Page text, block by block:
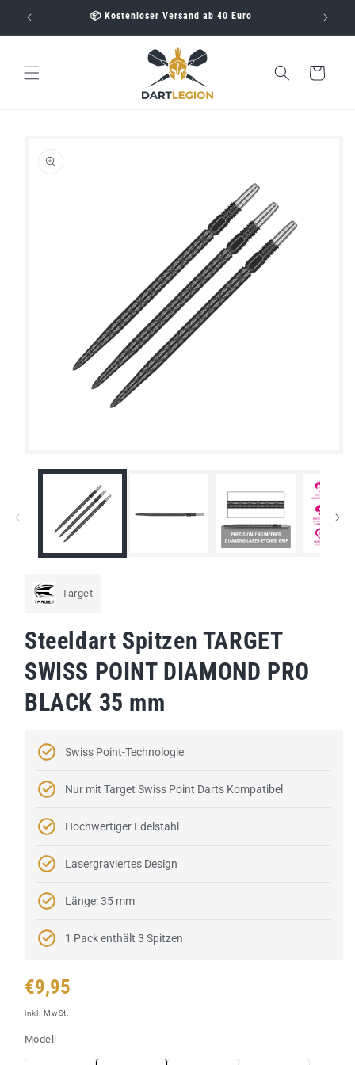
zum
Inhalt
📦 Kostenloser Versand ab 40 Euro
Warenkorb
Target
Steeldart Spitzen TARGET
SWISS POINT DIAMOND PRO
BLACK 35 mm
Swiss Point-Technologie
Nur mit Target Swiss Point Darts Kompatibel
Hochwertiger Edelstahl
Lasergraviertes Design
Länge: 35 mm
1 Pack enthält 3 Spitzen
Normaler
Preis
€9,95
inkl. MwSt.
Modell